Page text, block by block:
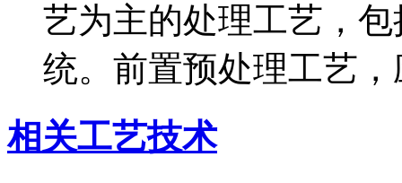
艺为主的处理工艺，
统。前置预处理工艺
相关工艺技术